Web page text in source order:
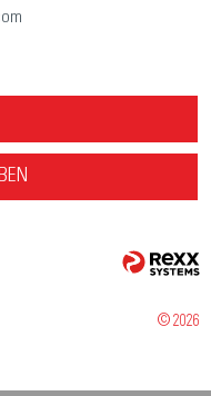
© 2026